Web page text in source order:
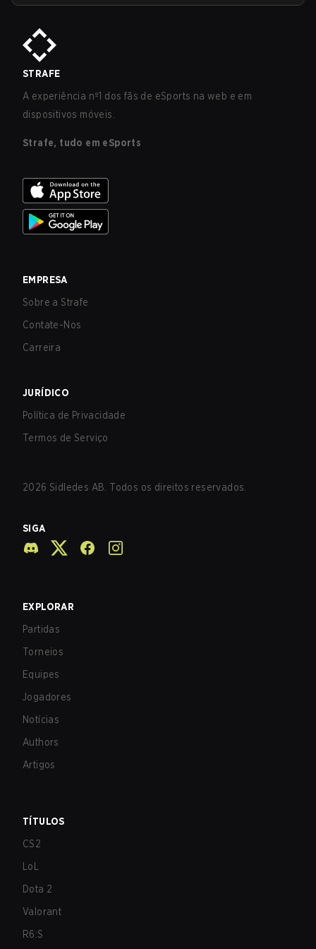
STRAFE
A experiência nº1 dos fãs de eSports na web e em
dispositivos móveis.
Strafe, tudo em eSports
EMPRESA
Sobre a Strafe
Contate-Nos
Carreira
JURÍDICO
Política de Privacidade
Termos de Serviço
2026 Sidledes AB. Todos os direitos reservados.
SIGA
EXPLORAR
Partidas
Torneios
Equipes
Jogadores
Notícias
Authors
Artigos
TÍTULOS
CS2
LoL
Dota 2
Valorant
R6:S